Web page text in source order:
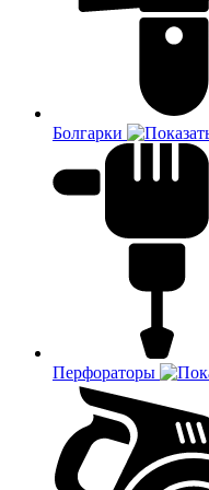
Болгарки
Перфораторы